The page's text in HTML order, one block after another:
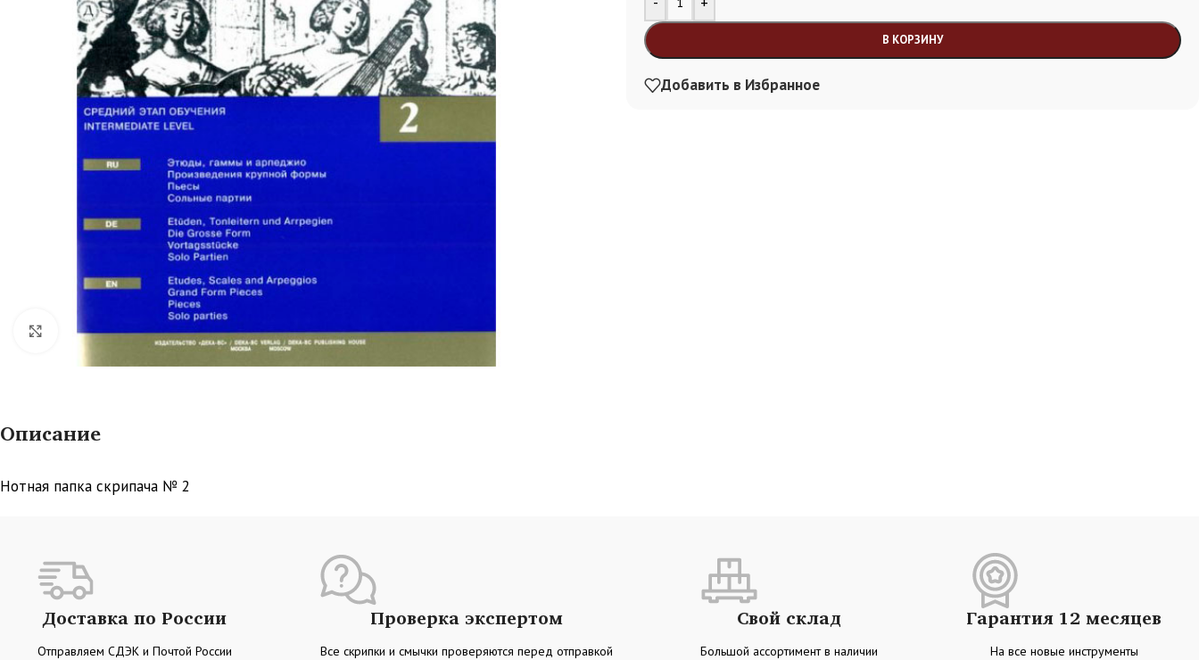
Нажмите, чтобы увеличить
В КОРЗИНУ
Добавить в Избранное
Описание
Нотная папка скрипача № 2
Доставка по России
Отправляем СДЭК и Почтой России
Проверка экспертом
Все скрипки и смычки проверяются перед отправкой
Свой склад
Большой ассортимент в наличии
Гарантия 12 месяцев
На все новые инструменты